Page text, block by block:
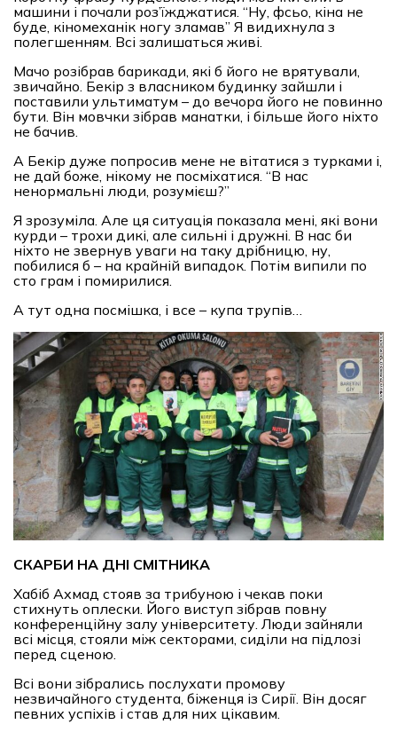
машини і почали роз’їжджатися. “Ну, фсьо, кіна не
буде, кіномеханік ногу зламав” Я видихнула з
полегшенням. Всі залишаться живі.
Мачо розібрав барикади, які б його не врятували,
звичайно. Бекір з власником будинку зайшли і
поставили ультиматум – до вечора його не повинно
бути. Він мовчки зібрав манатки, і більше його ніхто
не бачив.
А Бекір дуже попросив мене не вітатися з турками і,
не дай боже, нікому не посміхатися. “В нас
ненормальні люди, розумієш?”
Я зрозуміла. Але ця ситуація показала мені, які вони
курди – трохи дикі, але сильні і дружні. В нас би
ніхто не звернув уваги на таку дрібницю, ну,
побилися б – на крайній випадок. Потім випили по
сто грам і помирилися.
А тут одна посмішка, і все – купа трупів…
СКАРБИ НА ДНІ СМІТНИКА
Хабіб Ахмад стояв за трибуною і чекав поки
стихнуть оплески. Його виступ зібрав повну
конференційну залу університету. Люди зайняли
всі місця, стояли між секторами, сиділи на підлозі
перед сценою.
Всі вони зібрались послухати промову
незвичайного студента, біженця із Сирії. Він досяг
певних успіхів і став для них цікавим.